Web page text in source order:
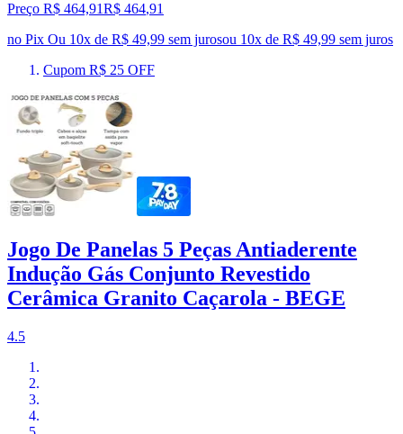
Preço R$ 464,91R$ 464,91
no Pix Ou 10x de R$ 49,99 sem jurosou 10x de R$ 49,99 sem juros
Cupom R$ 25 OFF
Jogo De Panelas 5 Peças Antiaderente
Indução Gás Conjunto Revestido
Cerâmica Granito Caçarola - BEGE
4.5